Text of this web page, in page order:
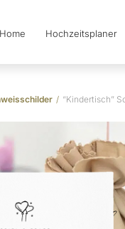
Home Hochzeitsplaner
/ “Kindertisch”